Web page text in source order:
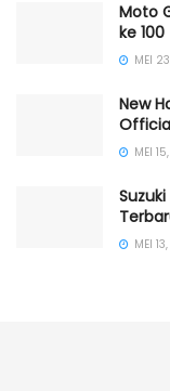
Moto
ke 100
MEI
New
MEI
MEI